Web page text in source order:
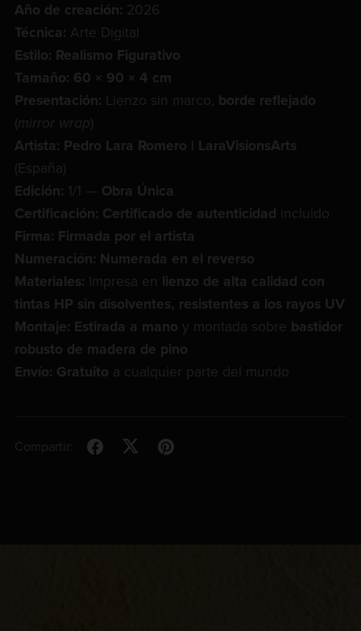
Año de creación: 2026
Técnica: Arte Digital
Estilo: Realismo Figurativo
Tamaño: 60 × 90 × 4 cm
Presentación: Lienzo sin marco, borde reflejado
(mirror wrap)
Artista: Pedro Lara Romero | LaraVisionsArts
(España)
Edición: 1/1 — Obra Única
Certificación: Certificado de autenticidad incluido
Firma: Firmada por el artista
Numeración: Numerada en el reverso
Materiales: Impresa en lienzo de alta calidad con
tintas HP sin disolventes, resistentes a los rayos UV
Montaje: Estirada a mano y montada sobre bastidor
robusto de madera de pino
Envío: Gratuito a cualquier parte del mundo
Compartir: